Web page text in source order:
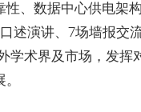
性、数据中心供电架
述演讲、7场墙报交
学术界及市场，发挥